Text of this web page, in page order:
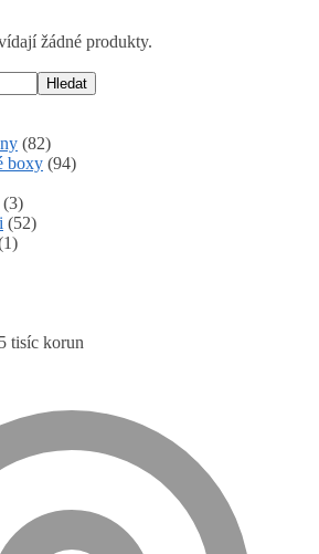
žádné produkty.
Hledat
(82)
boxy (94)
(3)
(52)
tisíc korun